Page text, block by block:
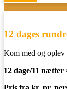
12 dages
Kom med og oplev
12 dage/11 nætter
Pris fra kr. pr.